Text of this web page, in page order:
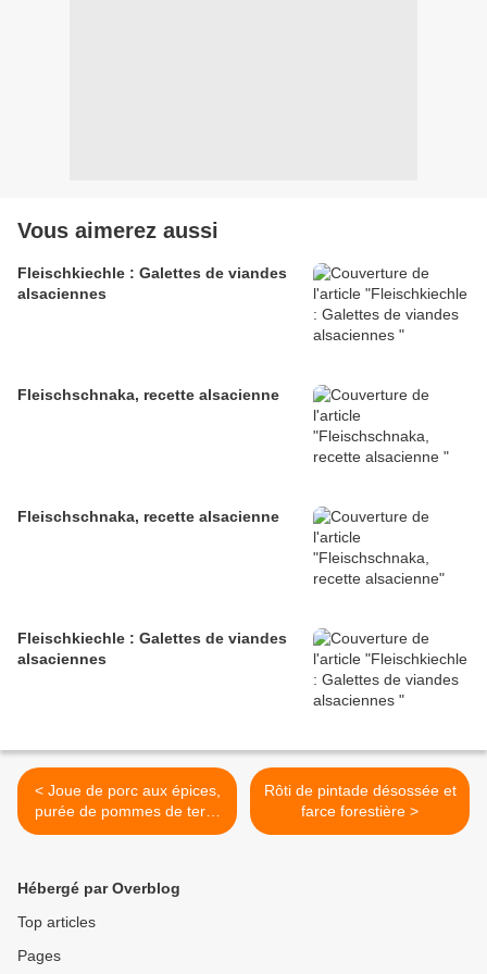
Vous aimerez aussi
Fleischkiechle : Galettes de viandes
alsaciennes
Fleischschnaka, recette alsacienne
Fleischschnaka, recette alsacienne
Fleischkiechle : Galettes de viandes
alsaciennes
< Joue de porc aux épices,
purée de pommes de terre
aux trompettes de la mort
Rôti de pintade désossée et
farce forestière >
Hébergé par Overblog
Top articles
Pages